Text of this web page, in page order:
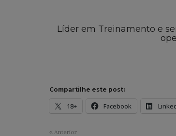
Líder em Treinamento e
Compartilhe este post:
18+ Facebook
Anterior